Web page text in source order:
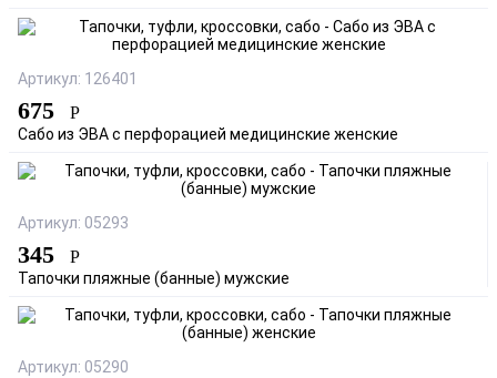
Артикул: 126401
675 Р
Сабо из ЭВА с перфорацией медицинские женские
Артикул: 05293
345 Р
Тапочки пляжные (банные) мужские
Артикул: 05290